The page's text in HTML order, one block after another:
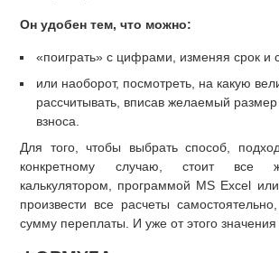
Он удобен тем, что можно:
«поиграть» с цифрами, изменяя срок и
или наоборот, посмотреть, на какую
рассчитывать, вписав желаемый
взноса.
Для того, чтобы выбрать способ,
конкретному случаю, стоит все
калькулятором, программой MS Exсel
произвести все расчеты
сумму переплаты. И уже от этого значения